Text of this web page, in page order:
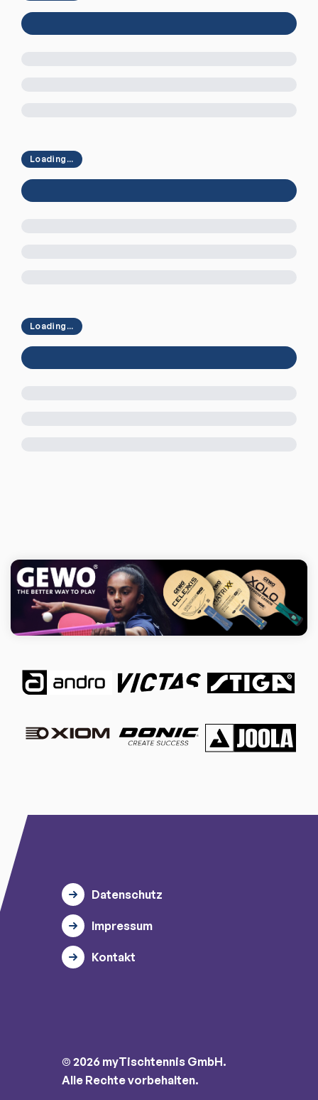
Loading...
Loading...
Datenschutz
Impressum
Kontakt
© 2026 myTischtennis GmbH.
Alle Rechte vorbehalten.